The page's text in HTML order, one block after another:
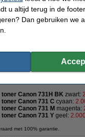
Morgen in huis
731Y zwart + 3
toner Canon 731H BK zwart:
toner Canon 731 C cyaan:
toner Canon 731 M magenta:
toner Canon 731 Y geel:
met 100% garantie.
u altijd terug in de
Dan gebruiken we